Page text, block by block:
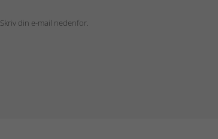
Skriv din e-mail nedenfor.